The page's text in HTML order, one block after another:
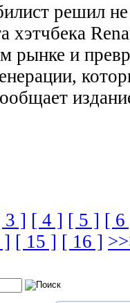
решил
хэтчбека
рынке и
3 ] [ 4 ] [ 5 ] [ 6
] [ 15 ] [ 16 ]